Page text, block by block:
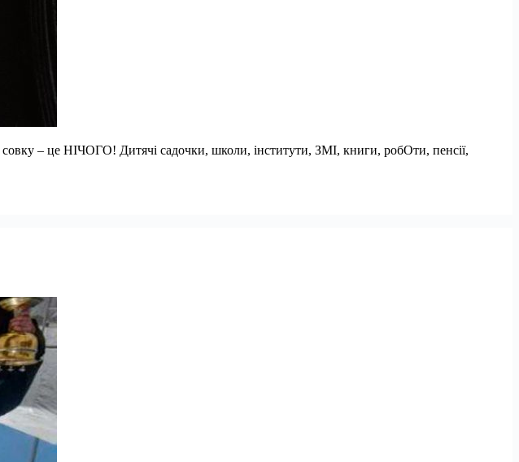
– це НІЧОГО! Дитячі садочки, школи, інститути, ЗМІ, книги, робОти, пенсії,